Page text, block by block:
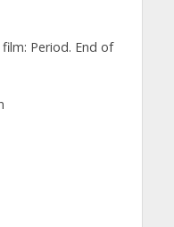
Period. End of